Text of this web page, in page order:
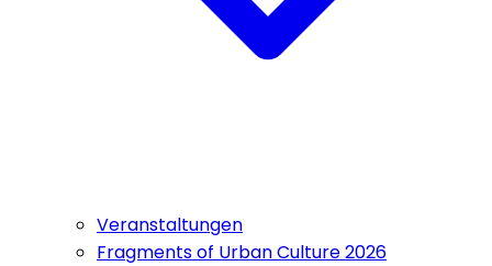
Veranstaltungen
Fragments of Urban Culture 2026